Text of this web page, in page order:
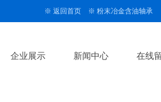
※ 返回首页 ※ 粉末冶金含油轴承
企业展示 新闻中心 在线